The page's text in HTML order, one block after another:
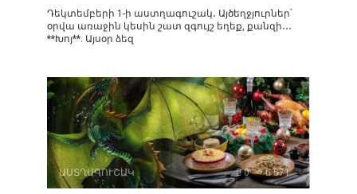
Դեկտեմբերի 1-ի աստղագուշակ․ Այծեղջյուրներ՝
օրվա առաջին կեսին շատ զգույշ եղեք, քանզի․․․
**Խոյ**. Այսօր ձեզ
ԱՍՏՂԱԳՈՒՇԱԿ 0 571